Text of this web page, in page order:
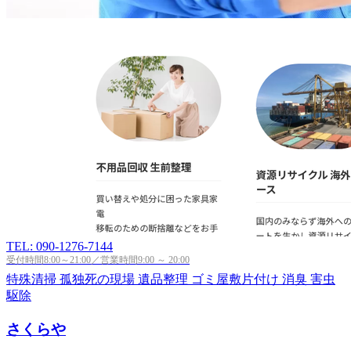
TEL: 090-1276-7144
受付時間8:00～21:00／営業時間9:00 ～ 20:00
特殊清掃 孤独死の現場 遺品整理 ゴミ屋敷片付け 消臭 害虫
駆除
さくらや